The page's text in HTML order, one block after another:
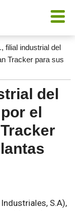
filial industrial del
Tracker para sus
del
el
S.A),